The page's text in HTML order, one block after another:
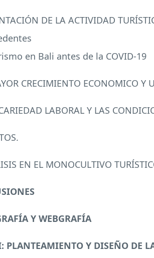
DE LA ACTIVIDAD
en Bali antes de la COVID-19
CRECIMIENTO ECONOMICO Y
LABORAL Y LAS
.
EN EL MONOCULTIVO
Y WEBGRAFÍA
PLANTEAMIENTO Y DISEÑO DE